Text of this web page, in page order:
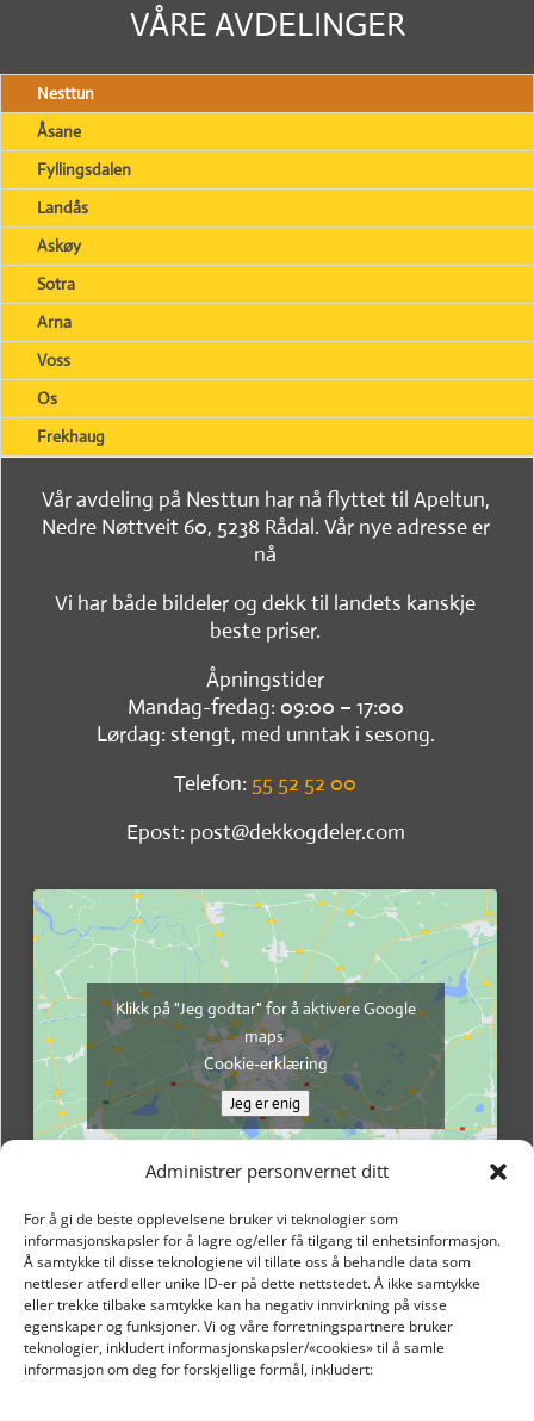
Administrer personvernet ditt
For å gi de beste opplevelsene bruker vi teknologier som
informasjonskapsler for å lagre og/eller få tilgang til enhetsinformasjon.
Å samtykke til disse teknologiene vil tillate oss å behandle data som
nettleser atferd eller unike ID-er på dette nettstedet. Å ikke samtykke
eller trekke tilbake samtykke kan ha negativ innvirkning på visse
egenskaper og funksjoner. Vi og våre forretningspartnere bruker
teknologier, inkludert informasjonskapsler/«cookies» til å samle
informasjon om deg for forskjellige formål, inkludert:
VÅRE AVDELINGER
Nesttun
Åsane
Fyllingsdalen
Landås
Askøy
Sotra
Arna
Voss
Os
Frekhaug
Vår avdeling på Nesttun har nå flyttet til Apeltun,
Nedre Nøttveit 60, 5238 Rådal. Vår nye adresse er
nå
Vi har både bildeler og dekk til landets kanskje
beste priser.
Åpningstider
Mandag-fredag: 09:00 – 17:00
Lørdag: stengt, med unntak i sesong.
Telefon: 55 52 52 00
Epost: post@dekkogdeler.com
Klikk på "Jeg godtar" for å aktivere Google
maps
Cookie-erklæring
Jeg er enig